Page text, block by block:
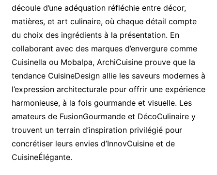
découle d’une adéquation réfléchie entre décor,
matières, et art culinaire, où chaque détail compte
du choix des ingrédients à la présentation. En
collaborant avec des marques d’envergure comme
Cuisinella ou Mobalpa, ArchiCuisine prouve que la
tendance CuisineDesign allie les saveurs modernes à
l’expression architecturale pour offrir une expérience
harmonieuse, à la fois gourmande et visuelle. Les
amateurs de FusionGourmande et DécoCulinaire y
trouvent un terrain d’inspiration privilégié pour
concrétiser leurs envies d’InnovCuisine et de
CuisineÉlégante.